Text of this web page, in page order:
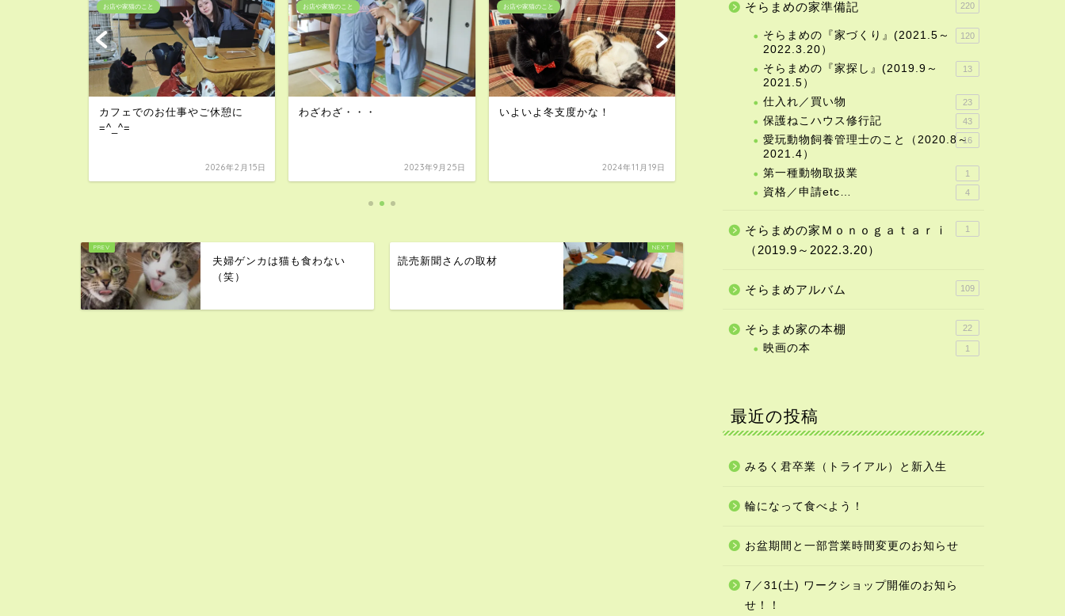
お店や家猫のこと
カフェでのお仕事やご休憩に
=^_^=
2026年2月15日
お店や家猫のこと
わざわざ・・・
2023年9月25日
お店や家猫のこと
いよいよ冬支度かな！
2024年11月19日
お店や家猫のこと
カフェでのお仕事やご休憩に
2026年2月15日
わざわざ・・・
夫婦ゲンカは猫も食わない
（笑）
読売新聞さんの取材
そらまめの家準備記 220
そらまめの『家づくり』(2021.5～
2022.3.20）
120
そらまめの『家探し』(2019.9～
2021.5）
13
仕入れ／買い物 23
保護ねこハウス修行記 43
愛玩動物飼養管理士のこと（2020.8～
2021.4）
16
第一種動物取扱業 1
資格／申請etc… 4
そらまめの家Ｍｏｎｏｇａｔａｒｉ
（2019.9～2022.3.20）
1
そらまめアルバム 109
そらまめ家の本棚 22
映画の本 1
最近の投稿
みるく君卒業（トライアル）と新入生
輪になって食べよう！
お盆期間と一部営業時間変更のお知らせ
7／31(土) ワークショップ開催のお知ら
せ！！